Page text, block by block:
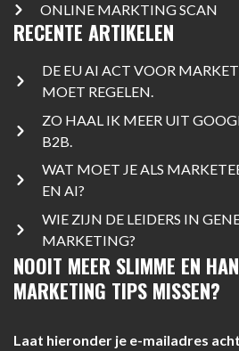
ONLINE MARKTING SCAN
RECENTE ARTIKELEN
DE EU AI ACT VOOR
MOET REGELEN.
ZO HAAL IK MEER UIT
B2B.
WAT MOET JE ALS
EN AI?
WIE ZIJN DE LEIDERS IN
MARKETING?
NOOIT MEER SLIMME EN
MARKETING TIPS MISSEN?
Laat hieronder je e-mailadres